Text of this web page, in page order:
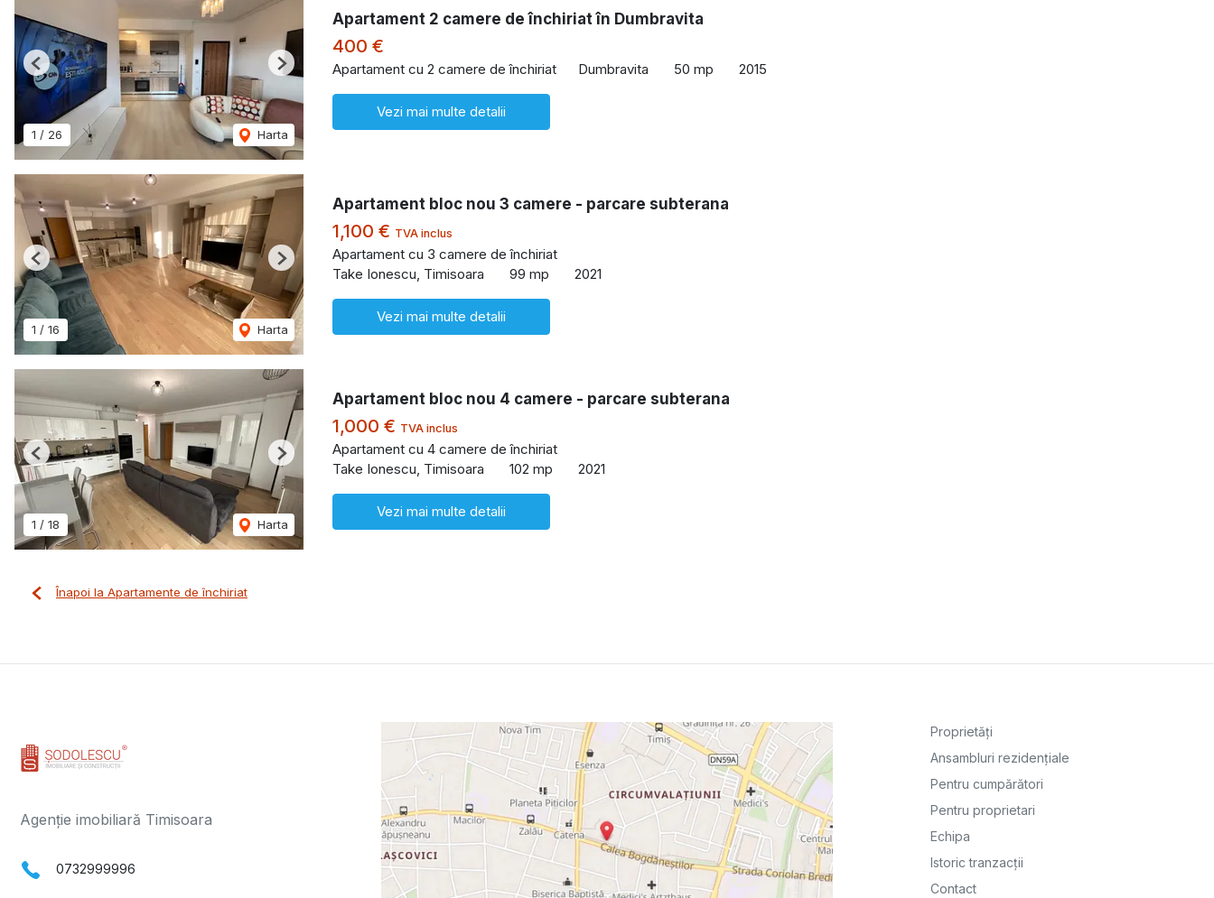
1 / 26 Harta
Previous Next
Apartament 2 camere de închiriat în Dumbravita
400 €
Apartament cu 2 camere de închiriat Dumbravita 50 mp 2015
Vezi mai multe detalii
1 / 16 Harta
Previous Next
Apartament bloc nou 3 camere - parcare subterana
1,100 € TVA inclus
Apartament cu 3 camere de închiriat
Take Ionescu, Timisoara
99 mp 2021
Vezi mai multe detalii
1 / 18 Harta
Previous Next
Apartament bloc nou 4 camere - parcare subterana
1,000 € TVA inclus
Apartament cu 4 camere de închiriat
Take Ionescu, Timisoara
102 mp 2021
Vezi mai multe detalii
Înapoi la Apartamente de închiriat
Agenție imobiliară Timisoara
0732999996
Proprietăți
Ansambluri rezidențiale
Pentru cumpărători
Pentru proprietari
Echipa
Istoric tranzacții
Contact